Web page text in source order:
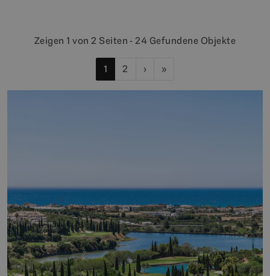
Zeigen 1 von 2 Seiten - 24 Gefundene Objekte
1 2 › »